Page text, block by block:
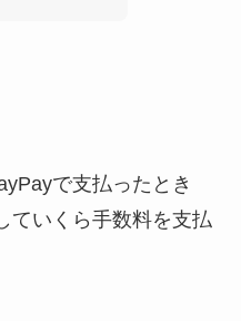
で支払ったとき
ていくら手数料を支払